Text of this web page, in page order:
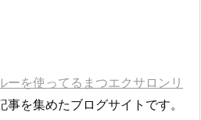
ーを使ってるまつエクサロンリ
事を集めたブログサイトです。